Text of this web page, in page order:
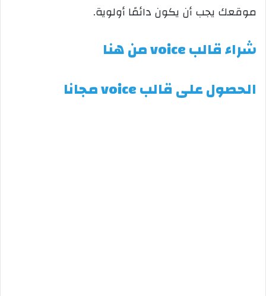
موقعك يجب أن يكون دائمًا أولوية.
شراء قالب voice من هنا
الحصول على قالب voice مجانا